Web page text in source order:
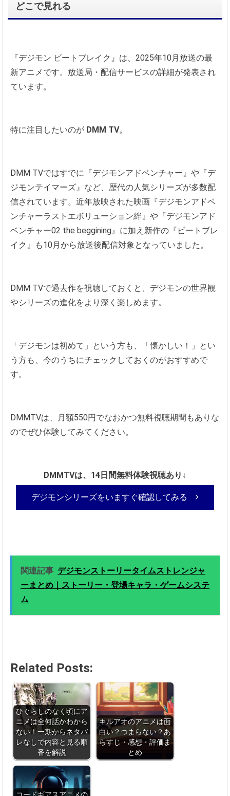
どこで見れる
『デジモン ビートブレイク』は、2025年10月放送の最
新アニメです。放送局・配信サービスの詳細が発表され
ています。
特に注目したいのが DMM TV。
DMM TVではすでに『デジモンアドベンチャー』や『デ
ジモンテイマーズ』など、歴代の人気シリーズが多数配
信されています。近年放映された映画『デジモンアドベ
ンチャーラストエボリューション絆』や『デジモンアド
ベンチャー02 the beggining』に加え新作の『ビートブレ
イク』も10月から放送後配信対象となっていました。
DMM TVで過去作を視聴しておくと、デジモンの世界観
やシリーズの進化をより深く楽しめます。
「デジモンは初めて」という方も、「懐かしい！」とい
う方も、今のうちにチェックしておくのがおすすめで
す。
DMMTVは、月額550円でなおかつ無料視聴期間もありな
のでぜひ体験してみてください。
DMMTVは、14日間無料体験視聴あり↓
デジモンシリーズをいますぐ確認してみる
関連記事 デジモンストーリータイムストレンジャ
ーまとめ｜ストーリー・登場キャラ・ゲームシステ
ム
Related Posts:
ひぐらしのなく頃にア
ニメは全何話かわから
ない！一期からネタバ
レなしで内容と見る順
番を解説
キルアオのアニメは面
白い？つまらない？あ
らすじ・感想・評価ま
とめ